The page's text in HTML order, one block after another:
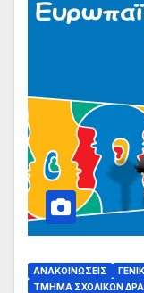
ΑΝΑΚΟΙΝΏΣΕΙΣ
ΤΜΉΜΑ ΣΧΟΛΙΚΏΝ